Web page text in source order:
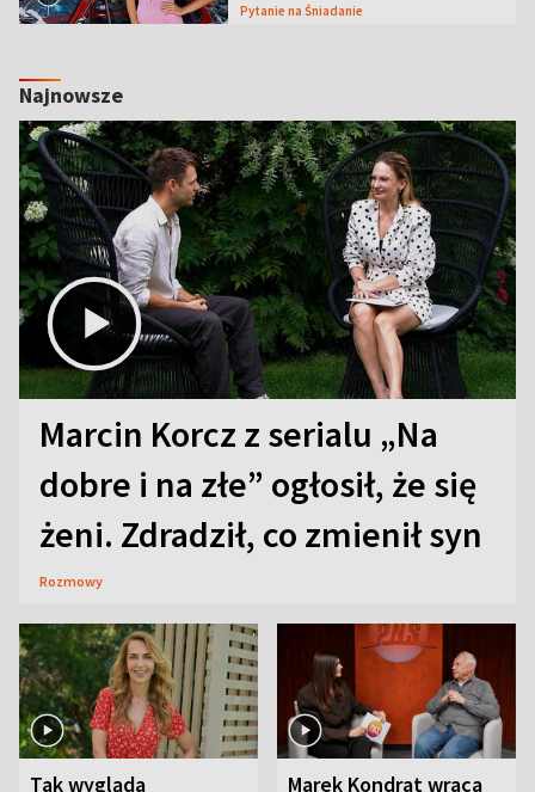
Pytanie na Śniadanie
Najnowsze
Marcin Korcz z serialu „Na
dobre i na złe” ogłosił, że się
żeni. Zdradził, co zmienił syn
Rozmowy
Tak wygląda Marek Kondrat wraca